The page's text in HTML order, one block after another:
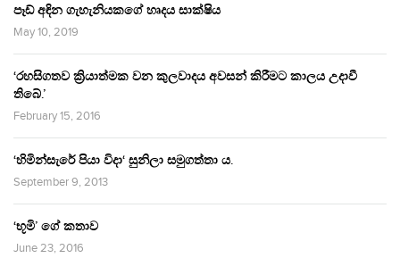
පෑඩ් අඳින ගැහැනියකගේ හෘදය සාක්ෂිය
May 10, 2019
‘රහසිගතව ක්‍රියාත්මක වන කුලවාදය අවසන් කිරීමට කාලය උදාවී
තිබේ.’
February 15, 2016
‘හිමින්සැරේ පියා විදා‘ සුනිලා සමුගත්තා ය.
September 9, 2013
‘භූමි’ ගේ කතාව
June 23, 2016